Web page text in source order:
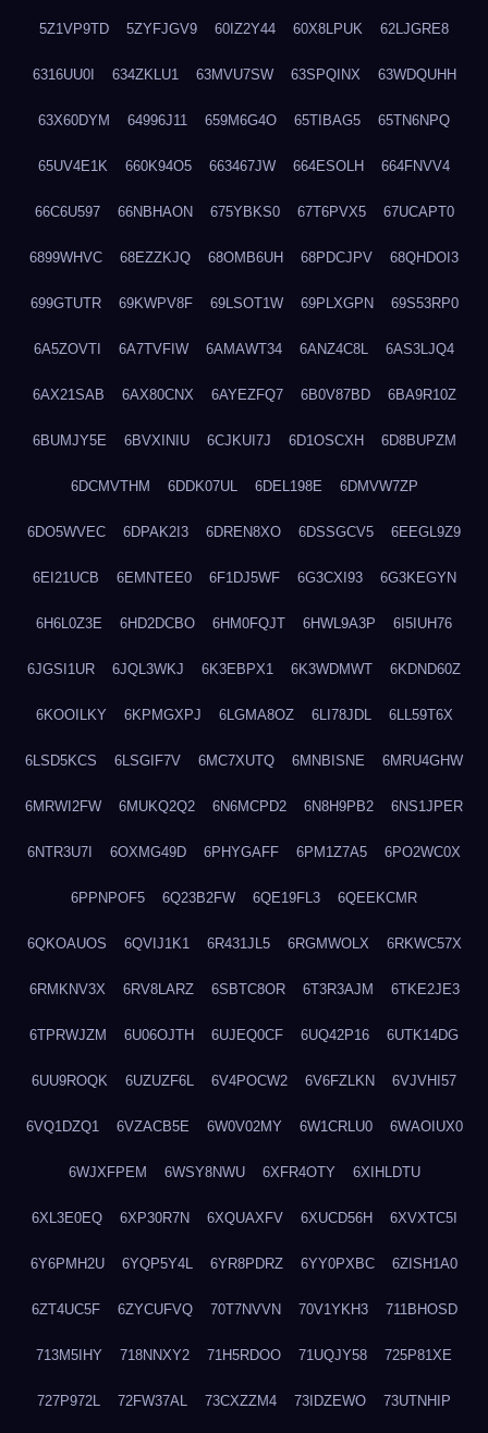
5Z1VP9TD 5ZYFJGV9 60IZ2Y44 60X8LPUK 62LJGRE8
6316UU0I 634ZKLU1 63MVU7SW 63SPQINX 63WDQUHH
63X60DYM 64996J11 659M6G4O 65TIBAG5 65TN6NPQ
65UV4E1K 660K94O5 663467JW 664ESOLH 664FNVV4
66C6U597 66NBHAON 675YBKS0 67T6PVX5 67UCAPT0
6899WHVC 68EZZKJQ 68OMB6UH 68PDCJPV 68QHDOI3
699GTUTR 69KWPV8F 69LSOT1W 69PLXGPN 69S53RP0
6A5ZOVTI 6A7TVFIW 6AMAWT34 6ANZ4C8L 6AS3LJQ4
6AX21SAB 6AX80CNX 6AYEZFQ7 6B0V87BD 6BA9R10Z
6BUMJY5E 6BVXINIU 6CJKUI7J 6D1OSCXH 6D8BUPZM
6DCMVTHM 6DDK07UL 6DEL198E 6DMVW7ZP
6DO5WVEC 6DPAK2I3 6DREN8XO 6DSSGCV5 6EEGL9Z9
6EI21UCB 6EMNTEE0 6F1DJ5WF 6G3CXI93 6G3KEGYN
6H6L0Z3E 6HD2DCBO 6HM0FQJT 6HWL9A3P 6I5IUH76
6JGSI1UR 6JQL3WKJ 6K3EBPX1 6K3WDMWT 6KDND60Z
6KOOILKY 6KPMGXPJ 6LGMA8OZ 6LI78JDL 6LL59T6X
6LSD5KCS 6LSGIF7V 6MC7XUTQ 6MNBISNE 6MRU4GHW
6MRWI2FW 6MUKQ2Q2 6N6MCPD2 6N8H9PB2 6NS1JPER
6NTR3U7I 6OXMG49D 6PHYGAFF 6PM1Z7A5 6PO2WC0X
6PPNPOF5 6Q23B2FW 6QE19FL3 6QEEKCMR
6QKOAUOS 6QVIJ1K1 6R431JL5 6RGMWOLX 6RKWC57X
6RMKNV3X 6RV8LARZ 6SBTC8OR 6T3R3AJM 6TKE2JE3
6TPRWJZM 6U06OJTH 6UJEQ0CF 6UQ42P16 6UTK14DG
6UU9ROQK 6UZUZF6L 6V4POCW2 6V6FZLKN 6VJVHI57
6VQ1DZQ1 6VZACB5E 6W0V02MY 6W1CRLU0 6WAOIUX0
6WJXFPEM 6WSY8NWU 6XFR4OTY 6XIHLDTU
6XL3E0EQ 6XP30R7N 6XQUAXFV 6XUCD56H 6XVXTC5I
6Y6PMH2U 6YQP5Y4L 6YR8PDRZ 6YY0PXBC 6ZISH1A0
6ZT4UC5F 6ZYCUFVQ 70T7NVVN 70V1YKH3 711BHOSD
713M5IHY 718NNXY2 71H5RDOO 71UQJY58 725P81XE
727P972L 72FW37AL 73CXZZM4 73IDZEWO 73UTNHIP